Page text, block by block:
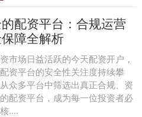
配资平台：合规运营
障全解析
市场日益活跃的今天配资开户，
资平台的安全性关注度持续攀
众多平台中筛选出真正合规、资
配资平台，成为每一位投资者必
....